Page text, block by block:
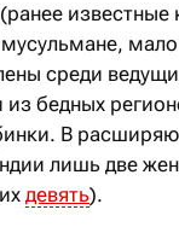
известные
среди
из бедных
В
лишь две
девять).